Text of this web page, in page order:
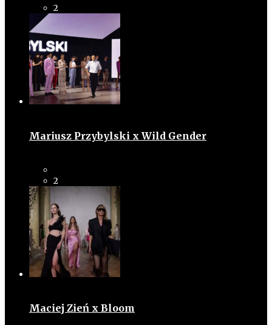
2
Mariusz Przybylski x Wild Gender
2
Maciej Zień x Bloom